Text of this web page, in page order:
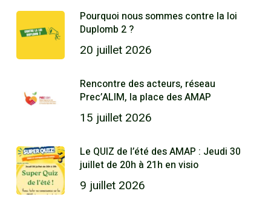
Pourquoi nous sommes contre la loi
Duplomb 2 ?
20 juillet 2026
Rencontre des acteurs, réseau
Prec’ALIM, la place des AMAP
15 juillet 2026
Le QUIZ de l’été des AMAP : Jeudi 30
juillet de 20h à 21h en visio
9 juillet 2026